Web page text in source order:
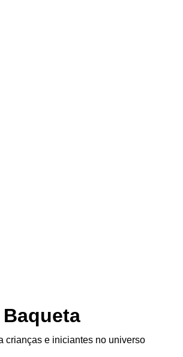
crianças e iniciantes no universo